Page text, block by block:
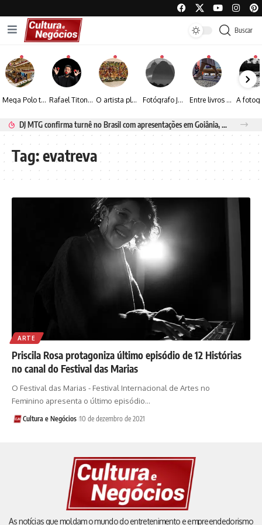
Buscar
Mega Polo transforma lançamento de coleção em plataforma nacional de negócios e projeta crescimento de mais de 15% Rafael Titonelly leva magia e acolhimento a crianças em tratamento oncológico em Juiz de Fora O artista plástico Jorge Luiz transforma sustentabilidade e criatividade em arte contemporânea Fotógrafo José Roberto apresenta um olhar sensível sobre arquitetura, formas e luz na fotografia Entre livros e fotografia autoral, Sebastião Reis consolida uma trajetória marcada pelo olhar artístico
DJ MTG confirma turnê no Brasil com apresentações em Goiânia, Porto Seguro e Rio de Janeiro
Tag:evatreva
ARTE
Priscila Rosa protagoniza último episódio de 12 Histórias
no canal do Festival das Marias
O Festival das Marias - Festival Internacional de Artes no
Feminino apresenta o último episódio…
Cultura e Negócios 10 de dezembro de 2021
As notícias que moldam o mundo do entretenimento e empreendedorismo